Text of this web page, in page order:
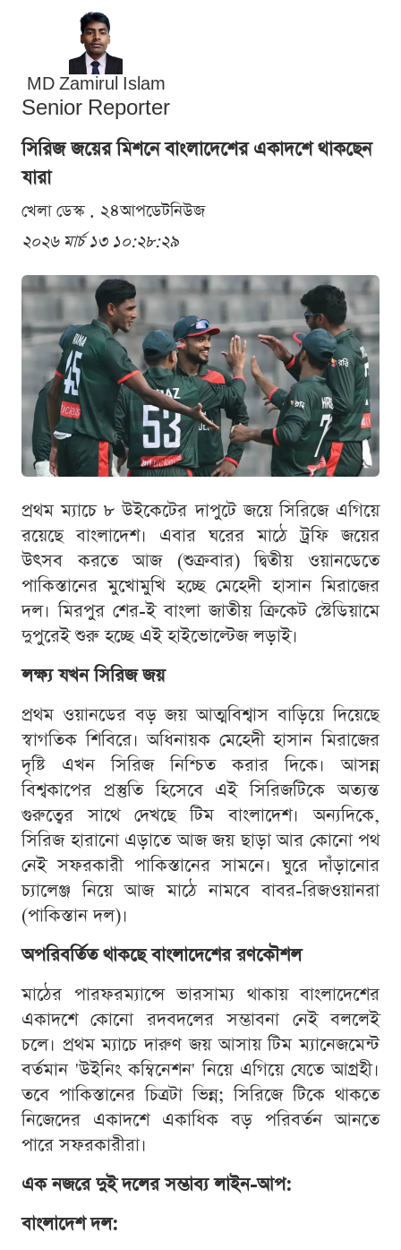
MD Zamirul Islam
Senior Reporter
সিরিজ জয়ের মিশনে বাংলাদেশের একাদশে থাকছেন
যারা
খেলা ডেস্ক . ২৪আপডেটনিউজ
২০২৬ মার্চ ১৩ ১০:২৮:২৯
প্রথম ম্যাচে ৮ উইকেটের দাপুটে জয়ে সিরিজে এগিয়ে
রয়েছে বাংলাদেশ। এবার ঘরের মাঠে ট্রফি জয়ের
উৎসব করতে আজ (শুক্রবার) দ্বিতীয় ওয়ানডেতে
পাকিস্তানের মুখোমুখি হচ্ছে মেহেদী হাসান মিরাজের
দল। মিরপুর শের-ই বাংলা জাতীয় ক্রিকেট স্টেডিয়ামে
দুপুরেই শুরু হচ্ছে এই হাইভোল্টেজ লড়াই।
লক্ষ্য যখন সিরিজ জয়
প্রথম ওয়ানডের বড় জয় আত্মবিশ্বাস বাড়িয়ে দিয়েছে
স্বাগতিক শিবিরে। অধিনায়ক মেহেদী হাসান মিরাজের
দৃষ্টি এখন সিরিজ নিশ্চিত করার দিকে। আসন্ন
বিশ্বকাপের প্রস্তুতি হিসেবে এই সিরিজটিকে অত্যন্ত
গুরুত্বের সাথে দেখছে টিম বাংলাদেশ। অন্যদিকে,
সিরিজ হারানো এড়াতে আজ জয় ছাড়া আর কোনো পথ
নেই সফরকারী পাকিস্তানের সামনে। ঘুরে দাঁড়ানোর
চ্যালেঞ্জ নিয়ে আজ মাঠে নামবে বাবর-রিজওয়ানরা
(পাকিস্তান দল)।
অপরিবর্তিত থাকছে বাংলাদেশের রণকৌশল
মাঠের পারফরম্যান্সে ভারসাম্য থাকায় বাংলাদেশের
একাদশে কোনো রদবদলের সম্ভাবনা নেই বললেই
চলে। প্রথম ম্যাচে দারুণ জয় আসায় টিম ম্যানেজমেন্ট
বর্তমান 'উইনিং কম্বিনেশন' নিয়ে এগিয়ে যেতে আগ্রহী।
তবে পাকিস্তানের চিত্রটা ভিন্ন; সিরিজে টিকে থাকতে
নিজেদের একাদশে একাধিক বড় পরিবর্তন আনতে
পারে সফরকারীরা।
এক নজরে দুই দলের সম্ভাব্য লাইন-আপ:
বাংলাদেশ দল: